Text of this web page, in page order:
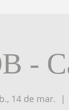
-
14 de mar.
  |